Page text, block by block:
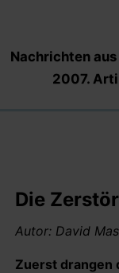
Nachrichten
2007.
Die
Autor: David
Zuerst drangen